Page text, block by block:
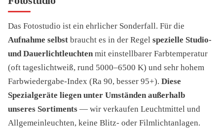
Das Fotostudio ist ein ehrlicher Sonderfall. Für die
Aufnahme selbst braucht es in der Regel spezielle Studio-
und Dauerlichtleuchten mit einstellbarer Farbtemperatur
(oft tageslichtweiß, rund 5000–6500 K) und sehr hohem
Farbwiedergabe-Index (Ra 90, besser 95+). Diese
Spezialgeräte liegen unter Umständen außerhalb
unseres Sortiments — wir verkaufen Leuchtmittel und
Allgemeinleuchten, keine Blitz- oder Filmlichtanlagen.